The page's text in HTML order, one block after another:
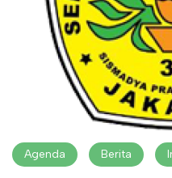
Agenda Berita